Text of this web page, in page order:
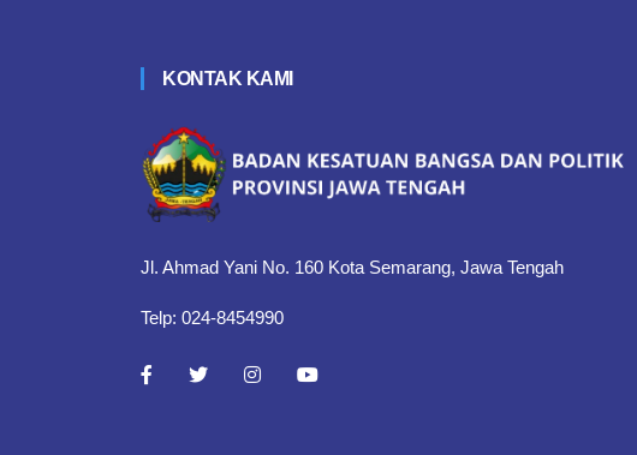
KONTAK KAMI
Jl. Ahmad Yani No. 160 Kota Semarang, Jawa Tengah
Telp: 024-8454990